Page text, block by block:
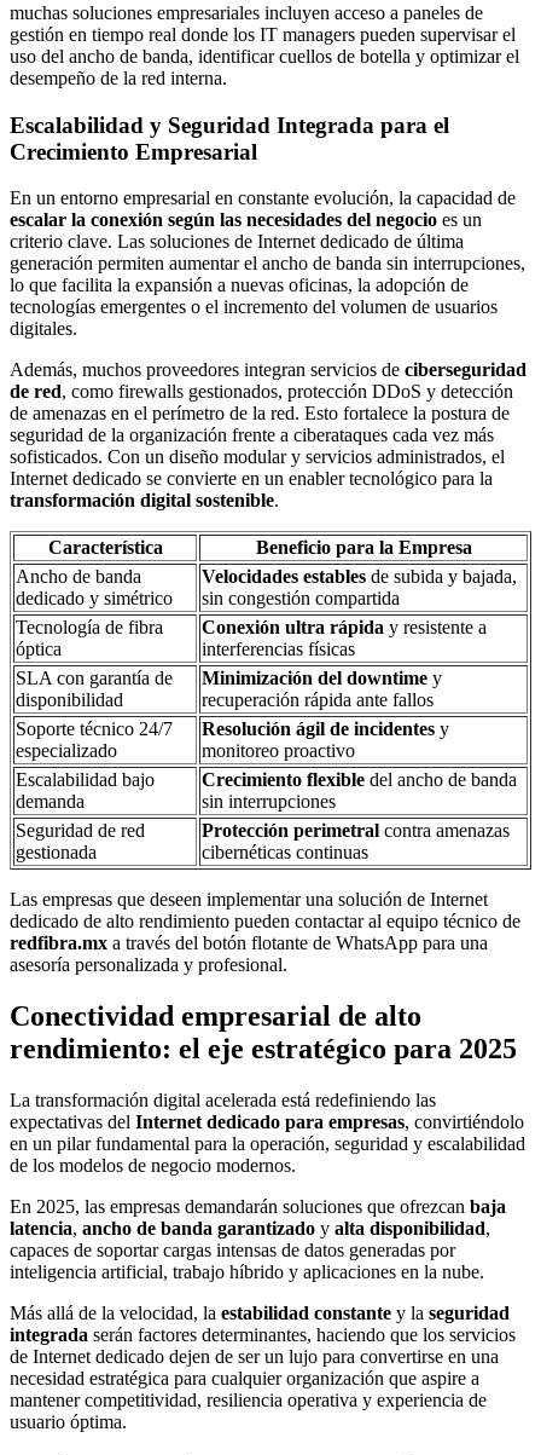
muchas soluciones empresariales incluyen acceso a paneles de
gestión en tiempo real donde los IT managers pueden supervisar el
uso del ancho de banda, identificar cuellos de botella y optimizar el
desempeño de la red interna.
Escalabilidad y Seguridad Integrada para el
Crecimiento Empresarial
En un entorno empresarial en constante evolución, la capacidad de
escalar la conexión según las necesidades del negocio es un
criterio clave. Las soluciones de Internet dedicado de última
generación permiten aumentar el ancho de banda sin interrupciones,
lo que facilita la expansión a nuevas oficinas, la adopción de
tecnologías emergentes o el incremento del volumen de usuarios
digitales.
Además, muchos proveedores integran servicios de ciberseguridad
de red, como firewalls gestionados, protección DDoS y detección
de amenazas en el perímetro de la red. Esto fortalece la postura de
seguridad de la organización frente a ciberataques cada vez más
sofisticados. Con un diseño modular y servicios administrados, el
Internet dedicado se convierte en un enabler tecnológico para la
transformación digital sostenible.
Característica
Beneficio para la Empresa
Ancho de banda
dedicado y simétrico
Velocidades estables de subida y bajada,
sin congestión compartida
Tecnología de fibra
óptica
Conexión ultra rápida y resistente a
interferencias físicas
SLA con garantía de
disponibilidad
Minimización del downtime y
recuperación rápida ante fallos
Soporte técnico 24/7
especializado
Resolución ágil de incidentes y
monitoreo proactivo
Escalabilidad bajo
demanda
Crecimiento flexible del ancho de banda
sin interrupciones
Seguridad de red
gestionada
Protección perimetral contra amenazas
cibernéticas continuas
Las empresas que deseen implementar una solución de Internet
dedicado de alto rendimiento pueden contactar al equipo técnico de
redfibra.mx a través del botón flotante de WhatsApp para una
asesoría personalizada y profesional.
Conectividad empresarial de alto
rendimiento: el eje estratégico para 2025
La transformación digital acelerada está redefiniendo las
expectativas del Internet dedicado para empresas, convirtiéndolo
en un pilar fundamental para la operación, seguridad y escalabilidad
de los modelos de negocio modernos.
En 2025, las empresas demandarán soluciones que ofrezcan baja
latencia, ancho de banda garantizado y alta disponibilidad,
capaces de soportar cargas intensas de datos generadas por
inteligencia artificial, trabajo híbrido y aplicaciones en la nube.
Más allá de la velocidad, la estabilidad constante y la seguridad
integrada serán factores determinantes, haciendo que los servicios
de Internet dedicado dejen de ser un lujo para convertirse en una
necesidad estratégica para cualquier organización que aspire a
mantener competitividad, resiliencia operativa y experiencia de
usuario óptima.